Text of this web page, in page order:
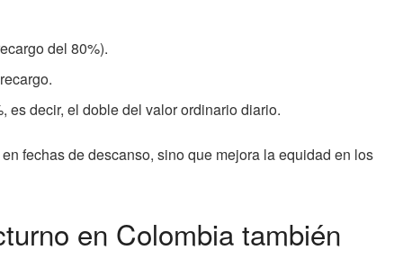
del 80%).
es decir, el doble del valor ordinario diario.
fechas de descanso, sino que mejora la equidad en los
en Colombia también